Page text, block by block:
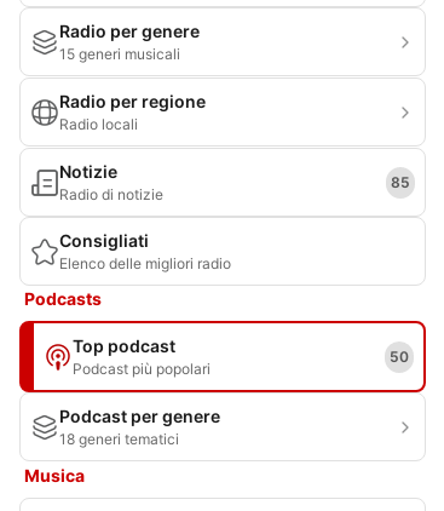
Radio per genere
15 generi musicali
Radio per regione
Radio locali
Notizie
Radio di notizie
85
Consigliati
Elenco delle migliori radio
Podcasts
Top podcast
Podcast più popolari
50
Podcast per genere
18 generi tematici
Musica